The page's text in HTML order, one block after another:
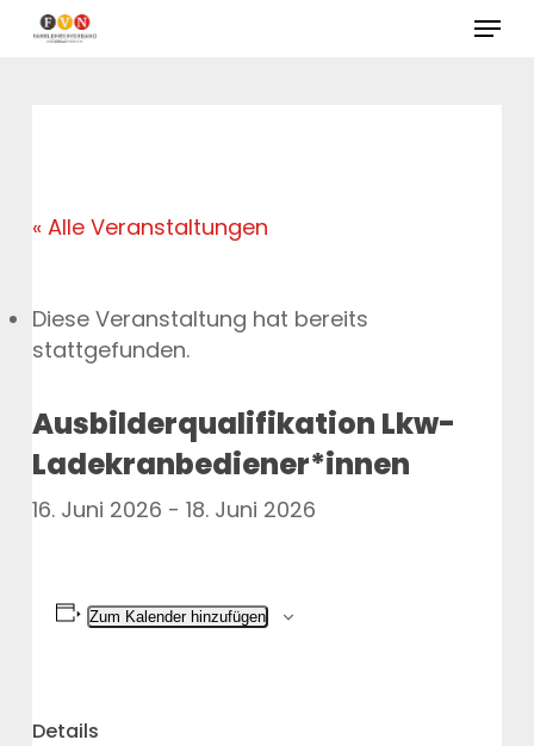
Skip
Menu
« Alle Veranstaltungen
Diese Veranstaltung hat bereits
stattgefunden.
Ausbilderqualifikation Lkw-
Ladekranbediener*innen
16. Juni 2026 - 18. Juni 2026
Zum Kalender hinzufügen
Details